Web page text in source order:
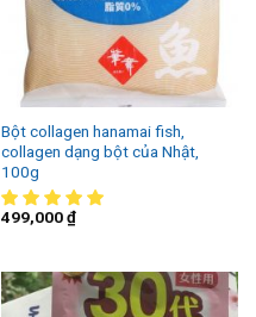
Bột collagen hanamai fish,
collagen dạng bột của Nhật,
100g
499,000₫